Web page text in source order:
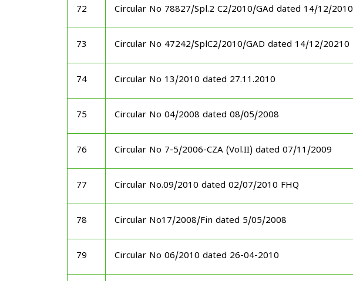
72 Circular No 78827/Spl.2 C2/2010/GAd dated 14/12/2010
73 Circular No 47242/SplC2/2010/GAD dated 14/12/20210
74 Circular No 13/2010 dated 27.11.2010
75 Circular No 04/2008 dated 08/05/2008
76 Circular No 7-5/2006-CZA (Vol.II) dated 07/11/2009
77 Circular No.09/2010 dated 02/07/2010 FHQ
78 Circular No17/2008/Fin dated 5/05/2008
79 Circular No 06/2010 dated 26-04-2010